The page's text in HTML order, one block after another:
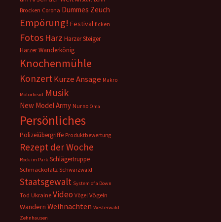
Brocken Corona Dummes Zeuch
Empörung! Festival ficken
Fotos Harz Harzer Steiger
Harzer Wanderkönig
Knochenmühle
KonzertKurze Ansage Makro
Motörhead Musik
New Model Army Nur so Oma
Persönliches
Polizeiübergriffe Produktbewertung
Rezept der Woche
Rock im Park Schlägertruppe
Schmackofatz Schwarzwald
Staatsgewalt System of a Down
Tod Ukraine Video Vögel Vögeln
Wandern Weihnachten Westerwald
Zehnhausen